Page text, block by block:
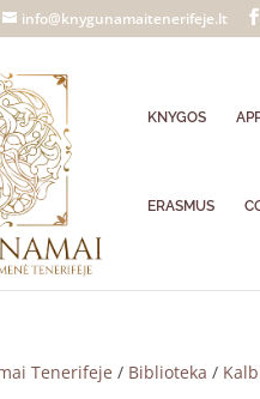
info@knygunamaitenerifeje.lt
KNYGOS
ERASMUS
Tenerifeje / Biblioteka /